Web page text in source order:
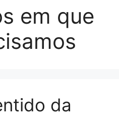
em que
da